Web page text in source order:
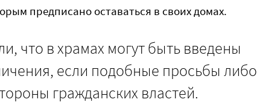
предписано оставаться в своих домах.
что в храмах могут быть введены
если подобные просьбы либо
гражданских властей.